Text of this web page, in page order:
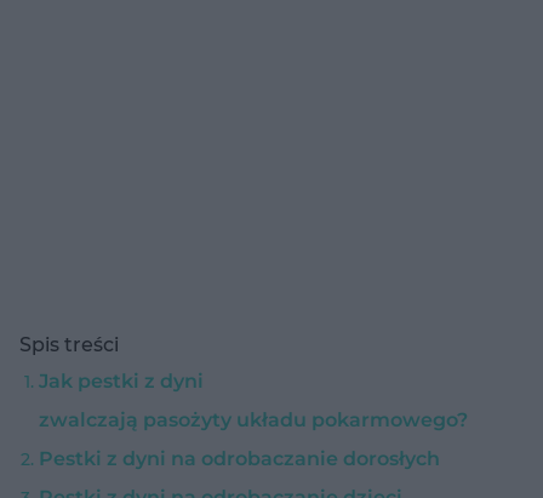
Spis treści
Jak pestki z dyni
zwalczają pasożyty układu pokarmowego?
Pestki z dyni na odrobaczanie dorosłych